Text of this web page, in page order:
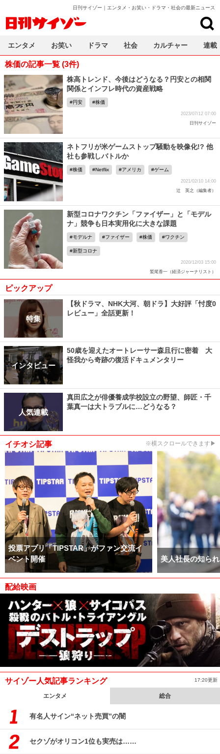
日刊サイゾー｜エンタメ・お笑い・ドラマ・社会の最新ニュース
株価の記事一覧 (3件)
株高トレンド、今後はどうなる？円安との相関
関係とインフレ時代の資産戦略
円安 株価
2023/07/12 07:00
日刊サイゾー
ネトフリが米ゲームストップ騒動を映像化!? 他
社も参戦しバトルか
株価 Netflix アメリカ ゲーム
2021/02/10 14:00
辻 英之（編集者）
新型コロナワクチン「ファイザー」と「モデル
ナ」競争も日本実用化に大きな課題
モデルナ ファイザー 株価 ワクチン
新型コロナ
2020/12/03 15:00
鷲尾香一（経済ジャーナリスト）
ピックアップ
特集
【秋ドラマ、NHK大河、朝ドラ】大好評「忖度0
レビュー」全話更新！
インタビュー
50歳を迎えたオートレーサー森且行に密着 大
怪我から奇跡の復活ドキュメンタリー
人気連載
真田広之が俳優養成学校設立の野望、師匠・千
葉真一は大トラブルに…どうなる？
イチオシ記事 ※横スクロールできます▶
投票アプリ「TIPSTAR」がファン交流イ
ベント開催
美人社長の知ら
配給映画
サイゾー人気記事ランキング 17:20更新
エンタメ 総合
有名人サイン“ネット売買”の闇
セクゾがオリコン1位も実売は……
エンタメ お笑い ドラマ 社会 カルチャー 連載